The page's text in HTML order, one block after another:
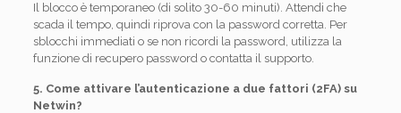
Il blocco è temporaneo (di solito 30-60 minuti). Attendi che
scada il tempo, quindi riprova con la password corretta. Per
sblocchi immediati o se non ricordi la password, utilizza la
funzione di recupero password o contatta il supporto.
5. Come attivare l’autenticazione a due fattori (2FA) su
Netwin?